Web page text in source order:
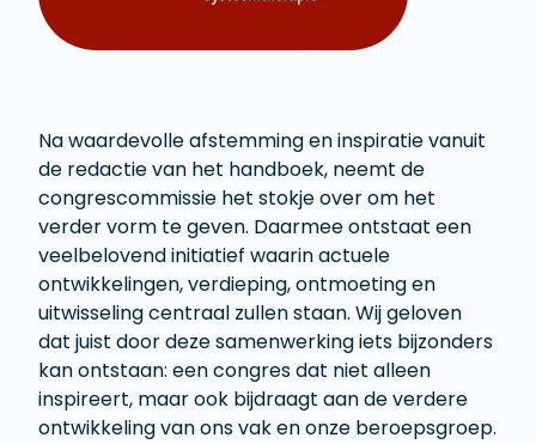
Na waardevolle afstemming en inspiratie vanuit
de redactie van het handboek, neemt de
congrescommissie het stokje over om het
verder vorm te geven. Daarmee ontstaat een
veelbelovend initiatief waarin actuele
ontwikkelingen, verdieping, ontmoeting en
uitwisseling centraal zullen staan. Wij geloven
dat juist door deze samenwerking iets bijzonders
kan ontstaan: een congres dat niet alleen
inspireert, maar ook bijdraagt aan de verdere
ontwikkeling van ons vak en onze beroepsgroep.